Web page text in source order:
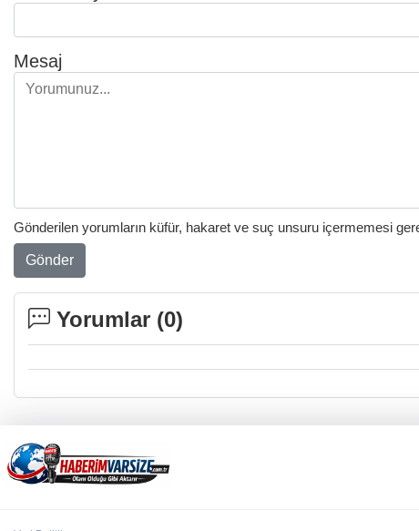
Mesaj
Gönderilen yorumların küfür, hakaret ve suç unsuru içermemesi
Gönder
Yorumlar (0)